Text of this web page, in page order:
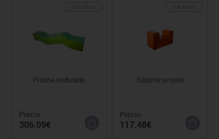
Prisma ondulado
Precio
306.09€
Soporte prisma
Precio
117.48€